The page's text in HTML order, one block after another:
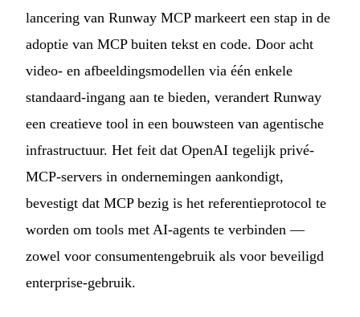
lancering van Runway MCP markeert een stap in de
adoptie van MCP buiten tekst en code. Door acht
video- en afbeeldingsmodellen via één enkele
standaard-ingang aan te bieden, verandert Runway
een creatieve tool in een bouwsteen van agentische
infrastructuur. Het feit dat OpenAI tegelijk privé-
MCP-servers in ondernemingen aankondigt,
bevestigt dat MCP bezig is het referentieprotocol te
worden om tools met AI-agents te verbinden —
zowel voor consumentengebruik als voor beveiligd
enterprise-gebruik.